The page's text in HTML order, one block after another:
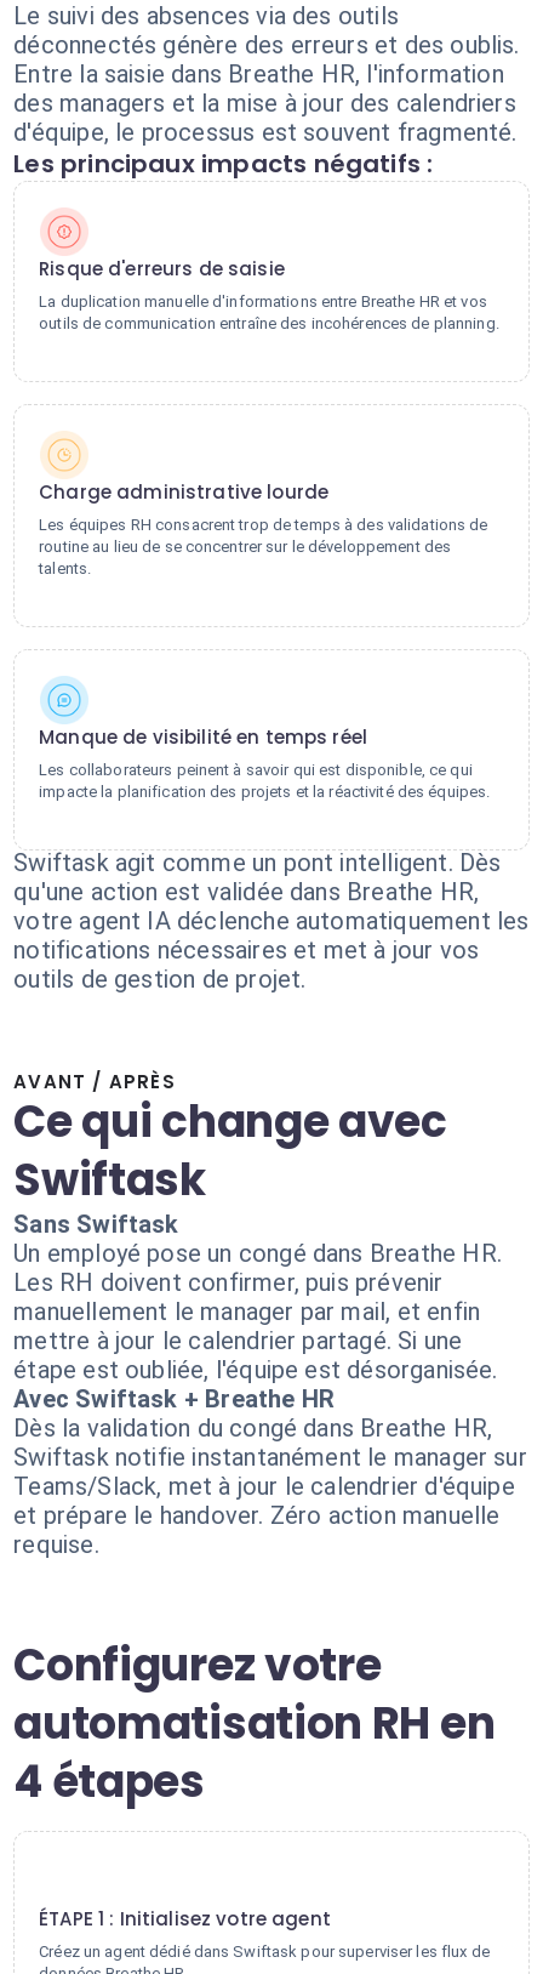
Le suivi des absences via des outils
déconnectés génère des erreurs et des oublis.
Entre la saisie dans Breathe HR, l'information
des managers et la mise à jour des calendriers
d'équipe, le processus est souvent fragmenté.
Les principaux impacts négatifs :
Risque d'erreurs de saisie
La duplication manuelle d'informations entre Breathe HR et vos
outils de communication entraîne des incohérences de planning.
Charge administrative lourde
Les équipes RH consacrent trop de temps à des validations de
routine au lieu de se concentrer sur le développement des
talents.
Manque de visibilité en temps réel
Les collaborateurs peinent à savoir qui est disponible, ce qui
impacte la planification des projets et la réactivité des équipes.
Swiftask agit comme un pont intelligent. Dès
qu'une action est validée dans Breathe HR,
votre agent IA déclenche automatiquement les
notifications nécessaires et met à jour vos
outils de gestion de projet.
AVANT / APRÈS
Ce qui change avec
Swiftask
Sans Swiftask
Un employé pose un congé dans Breathe HR.
Les RH doivent confirmer, puis prévenir
manuellement le manager par mail, et enfin
mettre à jour le calendrier partagé. Si une
étape est oubliée, l'équipe est désorganisée.
Avec Swiftask + Breathe HR
Dès la validation du congé dans Breathe HR,
Swiftask notifie instantanément le manager sur
Teams/Slack, met à jour le calendrier d'équipe
et prépare le handover. Zéro action manuelle
requise.
Configurez votre
automatisation RH en
4 étapes
ÉTAPE 1 : Initialisez votre agent
Créez un agent dédié dans Swiftask pour superviser les flux de